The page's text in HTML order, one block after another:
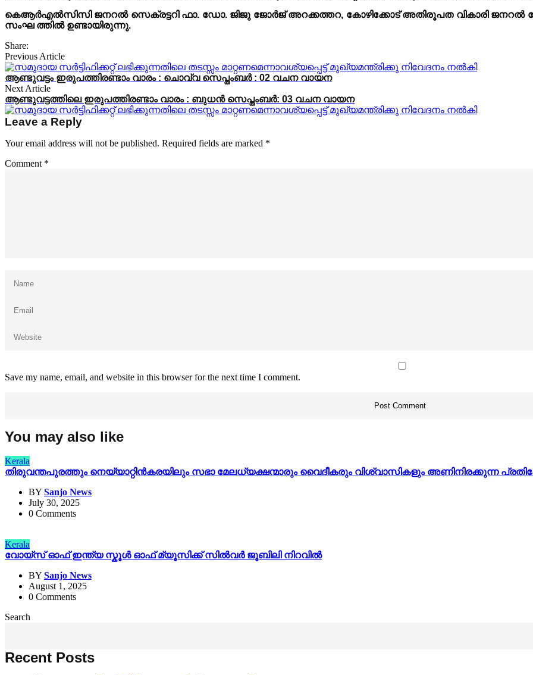
കെആർഎൽസിസി ജനറൽ സെക്രട്ടറി ഫാ. ഡോ. ജിജു ജോർജ് അറക്കത്തറ, കോഴിക്കോട് അതിരൂപത വികാരി ജനറൽ
സംഘ ത്തിൽ ഉണ്ടായിരുന്നു.
Share:
Previous Article
ആണ്ടുവട്ടം ഇരുപത്തിരണ്ടാം വാരം : ചൊവ്വ സെപ്തംബർ : 02 വചന വായന
Next Article
ആണ്ടുവട്ടത്തിലെ ഇരുപത്തിരണ്ടാം വാരം : ബുധൻ സെപ്തംബർ: 03 വചന വായന
Leave a Reply
Your email address will not be published. Required fields are marked *
Comment *
Save my name, email, and website in this browser for the next time I comment.
You may also like
Kerala
തിരുവന്തപുരത്തും നെയ്യാറ്റിൻകരയിലും സഭാ മേലധ്യക്ഷന്മാരും വൈദീകരും വിശ്വാസികളും അണിനിരക്കുന്ന
BY Sanjo News
July 30, 2025
0 Comments
Kerala
വോയ്‌സ് ഓഫ് ഇന്ത്യ സ്കൂൾ ഓഫ് മ്യൂസിക്ക്‌ സിൽവർ ജൂബിലി നിറവിൽ
BY Sanjo News
August 1, 2025
0 Comments
Search
Recent Posts